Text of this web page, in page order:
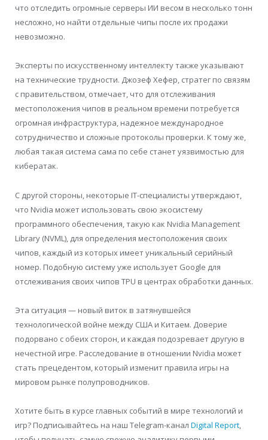
что отследить огромные серверы ИИ весом в несколько тонн
несложно, но найти отдельные чипы после их продажи
невозможно.
Эксперты по искусственному интеллекту также указывают
на технические трудности. Джозеф Хефер, стратег по связям
с правительством, отмечает, что для отслеживания
местоположения чипов в реальном времени потребуется
огромная инфраструктура, надежное международное
сотрудничество и сложные протоколы проверки. К тому же,
любая такая система сама по себе станет уязвимостью для
кибератак.
С другой стороны, некоторые IT-специалисты утверждают,
что Nvidia может использовать свою экосистему
программного обеспечения, такую как Nvidia Management
Library (NVML), для определения местоположения своих
чипов, каждый из которых имеет уникальный серийный
номер. Подобную систему уже использует Google для
отслеживания своих чипов TPU в центрах обработки данных.
Эта ситуация — новый виток в затянувшейся
технологической войне между США и Китаем. Доверие
подорвано с обеих сторон, и каждая подозревает другую в
нечестной игре. Расследование в отношении Nvidia может
стать прецедентом, который изменит правила игры на
мировом рынке полупроводников.
Хотите быть в курсе главных событий в мире технологий и
игр? Подписывайтесь на наш Telegram-канал Digital Report,